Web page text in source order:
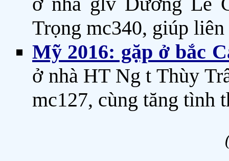
Trọng mc340, giúp
Mỹ 2016: gặp ở bắc
ở nhà HT Ng t Thùy
mc127, cùng tăng tình